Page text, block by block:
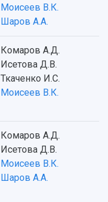
Моисеев В.К.
Шаров А.А.
Комаров А.Д.
Исетова Д.В.
Ткаченко И.С.
Моисеев В.К.
Комаров А.Д.
Исетова Д.В.
Моисеев В.К.
Шаров А.А.